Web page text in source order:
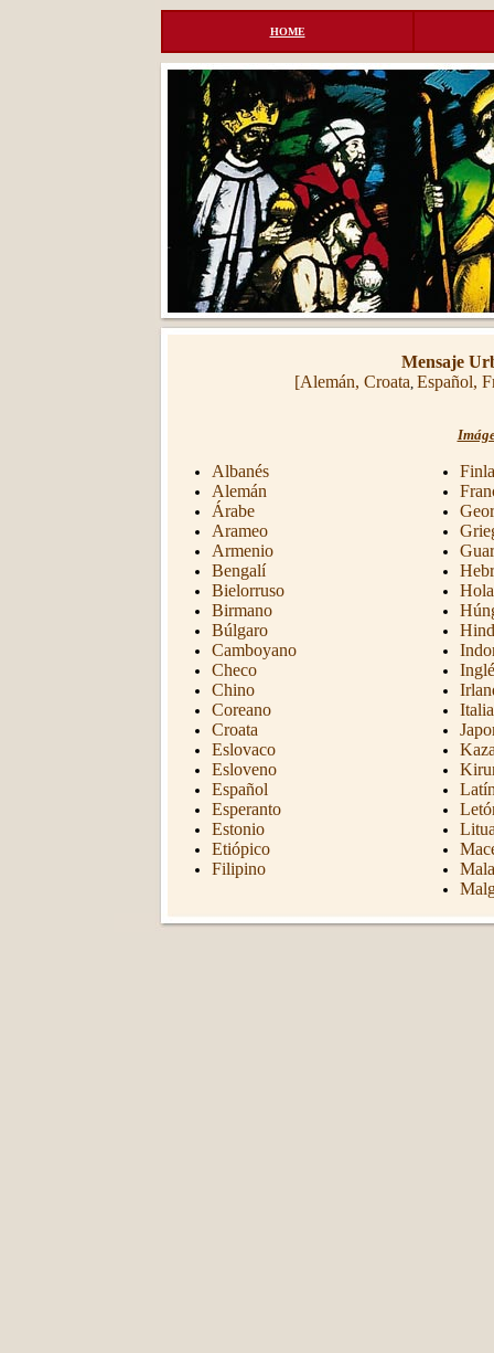
HOME
Mensaje
[Alemán, Croata, Español,
Albanés
Alemán
Árabe
Arameo
Armenio
Bengalí
Bielorruso
Birmano
Búlgaro
Camboyano
Checo
Chino
Coreano
Croata
Eslovaco
Esloveno
Español
Esperanto
Estonio
Etiópico
Filipino